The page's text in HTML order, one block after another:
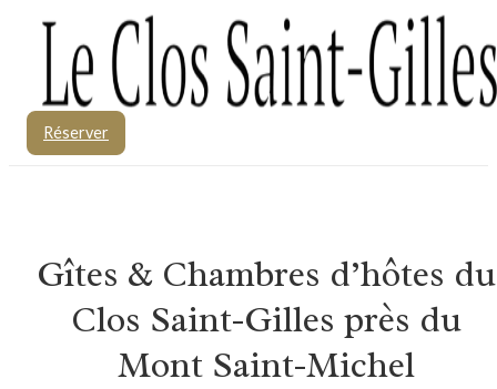
Réserver
Gîtes & Chambres d’hôtes du
Clos Saint-Gilles près du
Mont Saint-Michel